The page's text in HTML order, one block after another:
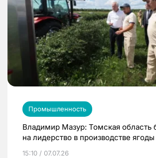
Промышленность
Владимир Мазур: Томская область
на лидерство в производстве ягоды
15:10 / 07.07.26